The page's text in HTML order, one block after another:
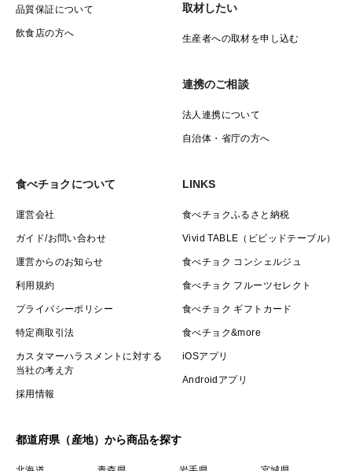
品質保証について
飲食店の方へ
取材したい
生産者への取材を申し込む
連携のご相談
法人連携について
自治体・省庁の方へ
食べチョクについて
運営会社
ガイド/お問い合わせ
運営からのお知らせ
利用規約
プライバシーポリシー
特定商取引法
カスタマーハラスメントに対する
当社の考え方
採用情報
LINKS
食べチョクふるさと納税
Vivid TABLE（ビビッドテーブル）
食べチョク コンシェルジュ
食べチョク フルーツセレクト
食べチョク ギフトカード
食べチョク&more
iOSアプリ
Androidアプリ
都道府県（産地）から商品を探す